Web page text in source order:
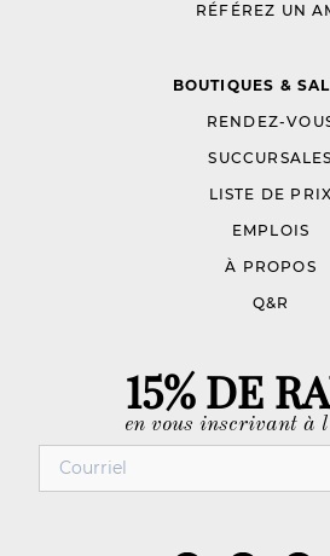
RÉFÉREZ UN
BOUTIQUES &
RENDEZ-
SUCCURSALES
LISTE DE PRIX
EMPLOIS
À PROPOS
Q&R
15% DE
en vous inscrivant à